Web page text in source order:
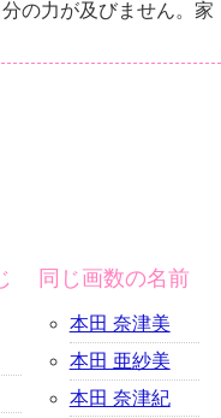
の力が及びません。家
同じ画数の名前
本田 奈津美
本田 亜紗美
本田 奈津紀